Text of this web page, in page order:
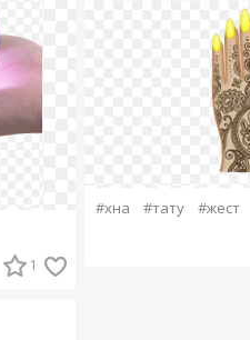
1
#хна #тату #жест